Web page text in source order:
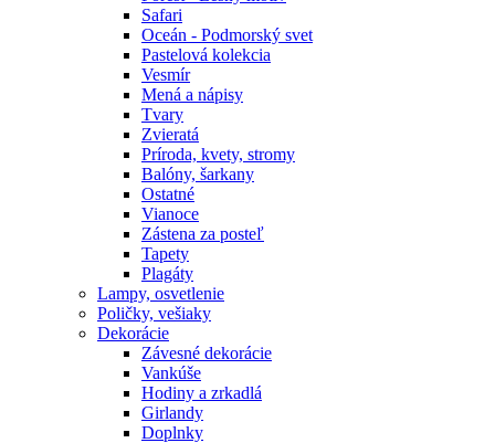
Safari
Oceán - Podmorský svet
Pastelová kolekcia
Vesmír
Mená a nápisy
Tvary
Zvieratá
Príroda, kvety, stromy
Balóny, šarkany
Ostatné
Vianoce
Zástena za posteľ
Tapety
Plagáty
Lampy, osvetlenie
Poličky, vešiaky
Dekorácie
Závesné dekorácie
Vankúše
Hodiny a zrkadlá
Girlandy
Doplnky